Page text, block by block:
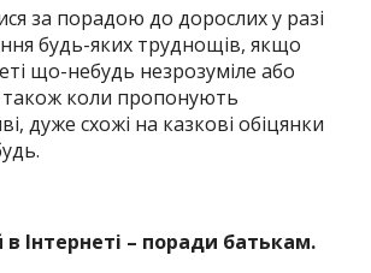
за порадою до дорослих у разі
будь-яких труднощів, якщо
що-небудь незрозуміле або
коли пропонують
дуже схожі на казкові обіцянки
в Інтернеті – поради батькам.